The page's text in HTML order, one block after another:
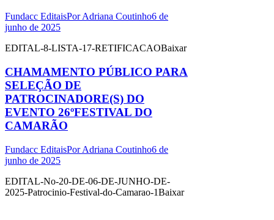
Fundacc EditaisPorAdriana Coutinho6 de
junho de 2025
EDITAL-8-LISTA-17-RETIFICACAOBaixar
CHAMAMENTO PÚBLICO PARA
SELEÇÃO DE
PATROCINADORE(S) DO
EVENTO 26ºFESTIVAL DO
CAMARÃO
Fundacc EditaisPorAdriana Coutinho6 de
junho de 2025
EDITAL-No-20-DE-06-DE-JUNHO-DE-
2025-Patrocinio-Festival-do-Camarao-1Baixar